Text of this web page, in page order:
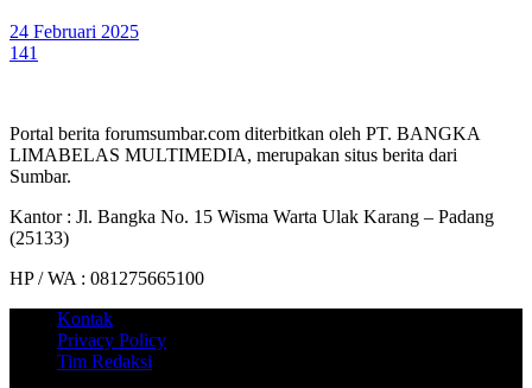
24 Februari 2025
141
Portal berita forumsumbar.com diterbitkan oleh PT. BANGKA
LIMABELAS MULTIMEDIA, merupakan situs berita dari
Sumbar.
Kantor : Jl. Bangka No. 15 Wisma Warta Ulak Karang – Padang
(25133)
HP / WA : 081275665100
Kontak
Privacy Policy
Tim Redaksi